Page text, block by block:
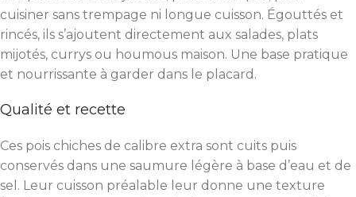
cuisiner sans trempage ni longue cuisson. Égouttés et
rincés, ils s’ajoutent directement aux salades, plats
mijotés, currys ou houmous maison. Une base pratique
et nourrissante à garder dans le placard.
Qualité et recette
Ces pois chiches de calibre extra sont cuits puis
conservés dans une saumure légère à base d’eau et de
sel. Leur cuisson préalable leur donne une texture